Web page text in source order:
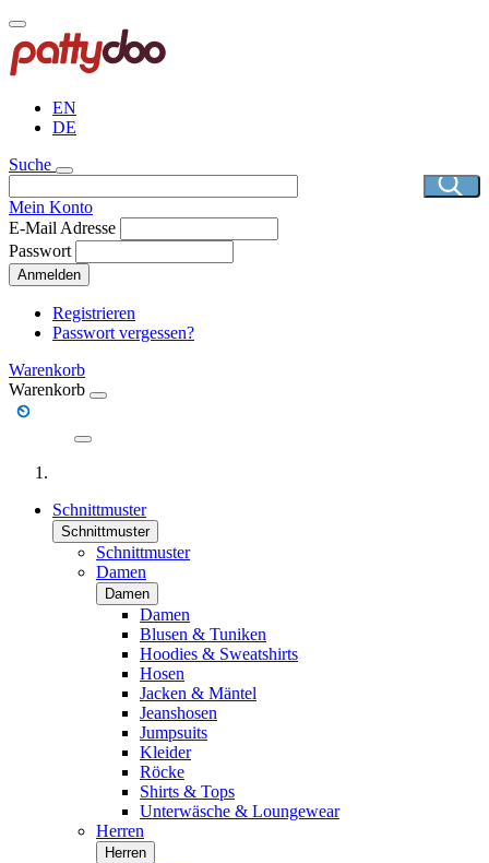
Direkt
zum
Inhalt
EN
DE
Suche
Mein Konto
E-Mail Adresse
Passwort
Anmelden
Registrieren
Passwort vergessen?
Warenkorb
Warenkorb
Schnittmuster
Schnittmuster
Schnittmuster
Damen
Damen
Damen
Blusen & Tuniken
Hoodies & Sweatshirts
Hosen
Jacken & Mäntel
Jeanshosen
Jumpsuits
Kleider
Röcke
Shirts & Tops
Unterwäsche & Loungewear
Herren
Herren